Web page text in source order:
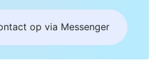
op via Messenger